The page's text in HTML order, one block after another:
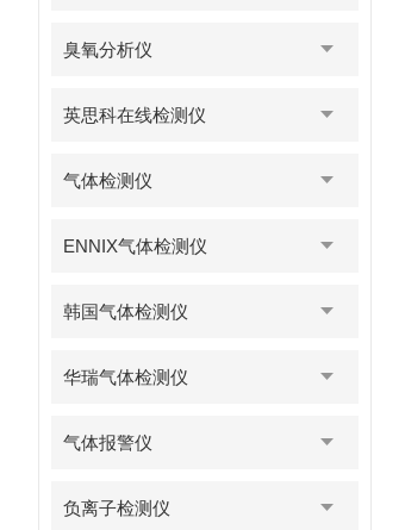
臭氧分析仪
英思科在线检测仪
气体检测仪
ENNIX气体检测仪
韩国气体检测仪
华瑞气体检测仪
气体报警仪
负离子检测仪